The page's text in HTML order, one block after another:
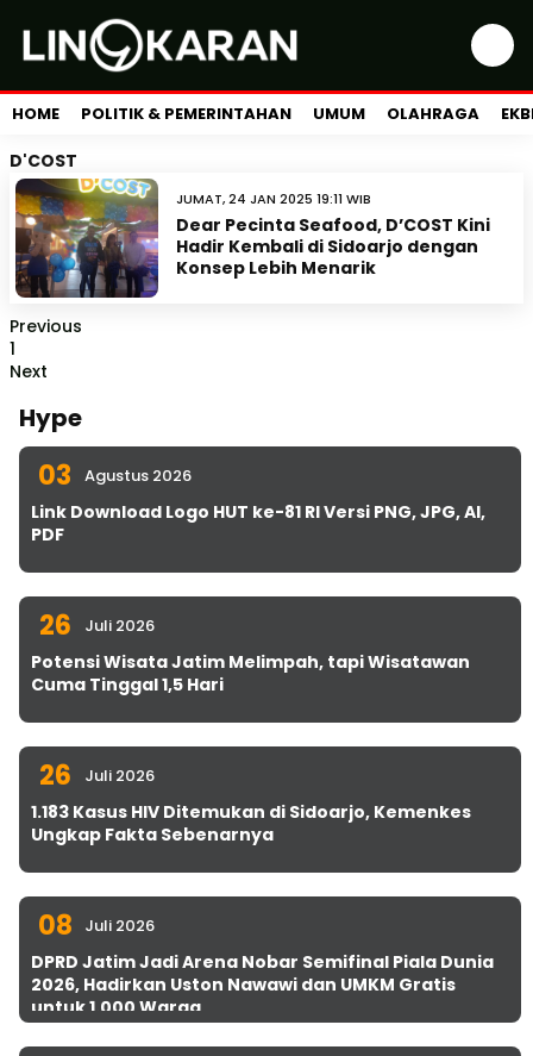
HOME POLITIK & PEMERINTAHAN UMUM OLAHRAGA
D'COST
JUMAT, 24 JAN 2025 19:11 WIB
Dear Pecinta Seafood, D’COST Kini
Hadir Kembali di Sidoarjo dengan
Konsep Lebih Menarik
Previous
1
Next
Hype
03 Agustus 2026
Link Download Logo HUT ke-81 RI Versi PNG, JPG, AI,
PDF
26 Juli 2026
Potensi Wisata Jatim Melimpah, tapi Wisatawan
Cuma Tinggal 1,5 Hari
26 Juli 2026
1.183 Kasus HIV Ditemukan di Sidoarjo, Kemenkes
Ungkap Fakta Sebenarnya
08 Juli 2026
DPRD Jatim Jadi Arena Nobar Semifinal Piala Dunia
2026, Hadirkan Uston Nawawi dan UMKM Gratis
untuk 1.000 Warga